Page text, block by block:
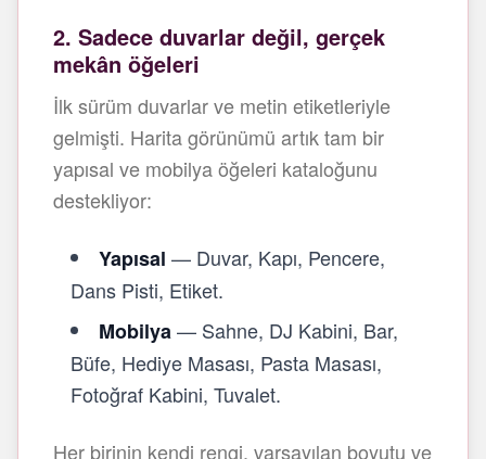
2. Sadece duvarlar değil, gerçek
mekân öğeleri
İlk sürüm duvarlar ve metin etiketleriyle
gelmişti. Harita görünümü artık tam bir
yapısal ve mobilya öğeleri kataloğunu
destekliyor:
Yapısal — Duvar, Kapı, Pencere,
Dans Pisti, Etiket.
Mobilya— Sahne, DJ Kabini, Bar,
Büfe, Hediye Masası, Pasta Masası,
Fotoğraf Kabini, Tuvalet.
Her birinin kendi rengi, varsayılan boyutu ve